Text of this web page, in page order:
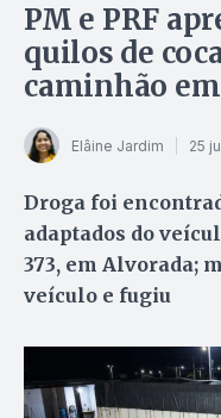
PM e PRF
quilos de
caminhão
Elâine Jardim 25
Droga foi
adaptados do
373, em Alvorada;
veículo e fugiu